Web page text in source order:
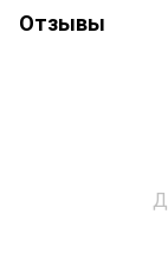
Отзывы